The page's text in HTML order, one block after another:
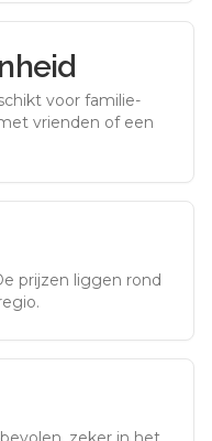
voor familie-
vrienden of een
prijzen liggen rond